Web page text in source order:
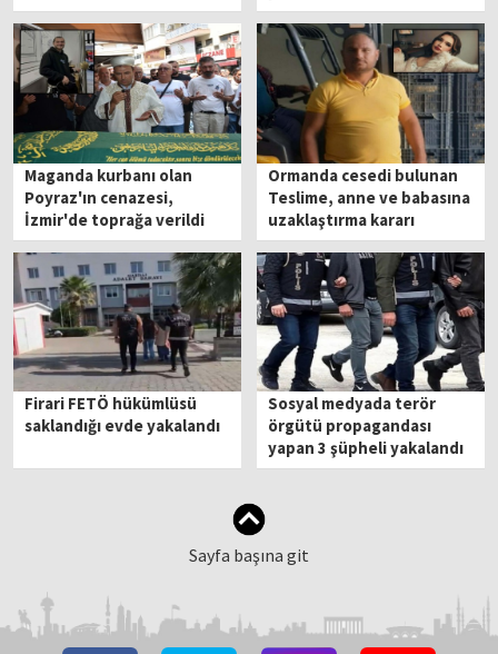
Maganda kurbanı olan
Poyraz'ın cenazesi,
İzmir'de toprağa verildi
Ormanda cesedi bulunan
Teslime, anne ve babasına
uzaklaştırma kararı
aldırmış!
Firari FETÖ hükümlüsü
saklandığı evde yakalandı
Sosyal medyada terör
örgütü propagandası
yapan 3 şüpheli yakalandı
Sayfa başına git